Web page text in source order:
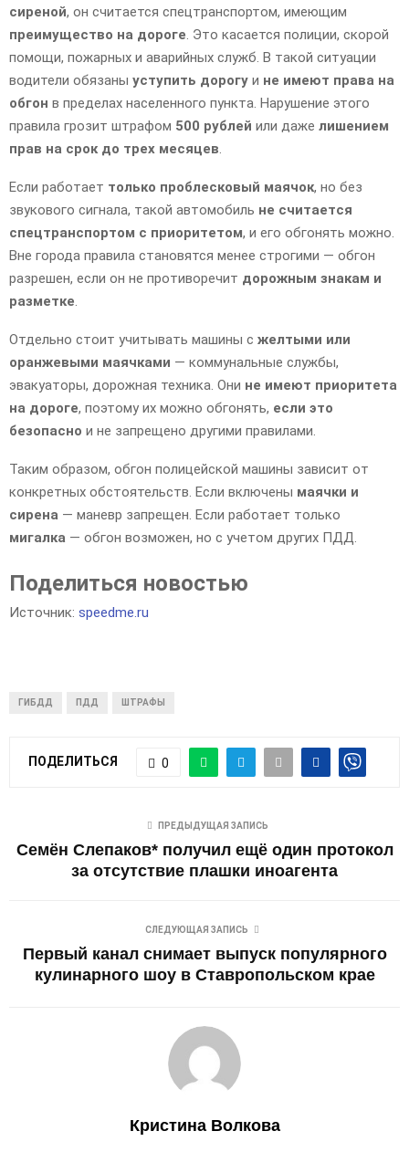
сиреной, он считается спецтранспортом, имеющим
преимущество на дороге. Это касается полиции, скорой
помощи, пожарных и аварийных служб. В такой ситуации
водители обязаны уступить дорогу и не имеют права на
обгон в пределах населенного пункта. Нарушение этого
правила грозит штрафом 500 рублей или даже лишением
прав на срок до трех месяцев.
Если работает только проблесковый маячок, но без
звукового сигнала, такой автомобиль не считается
спецтранспортом с приоритетом, и его обгонять можно.
Вне города правила становятся менее строгими — обгон
разрешен, если он не противоречит дорожным знакам и
разметке.
Отдельно стоит учитывать машины с желтыми или
оранжевыми маячками — коммунальные службы,
эвакуаторы, дорожная техника. Они не имеют приоритета
на дороге, поэтому их можно обгонять, если это
безопасно и не запрещено другими правилами.
Таким образом, обгон полицейской машины зависит от
конкретных обстоятельств. Если включены маячки и
сирена — маневр запрещен. Если работает только
мигалка — обгон возможен, но с учетом других ПДД.
Поделиться новостью
Источник: speedme.ru
ГИБДД ПДД ШТРАФЫ
ПОДЕЛИТЬСЯ 0
ПРЕДЫДУЩАЯ ЗАПИСЬ
Семён Слепаков* получил ещё один протокол
за отсутствие плашки иноагента
СЛЕДУЮЩАЯ ЗАПИСЬ
Первый канал снимает выпуск популярного
кулинарного шоу в Ставропольском крае
Кристина Волкова